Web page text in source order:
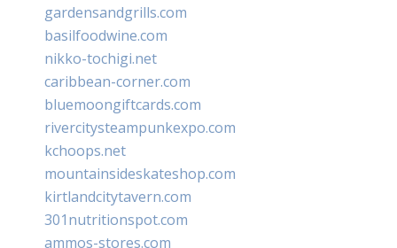
gardensandgrills.com
basilfoodwine.com
nikko-tochigi.net
caribbean-corner.com
bluemoongiftcards.com
rivercitysteampunkexpo.com
kchoops.net
mountainsideskateshop.com
kirtlandcitytavern.com
301nutritionspot.com
ammos-stores.com